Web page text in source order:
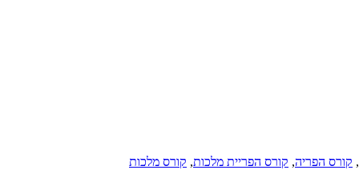
, קורס הפריה, קורס הפריית מלכות, קורס מלכות